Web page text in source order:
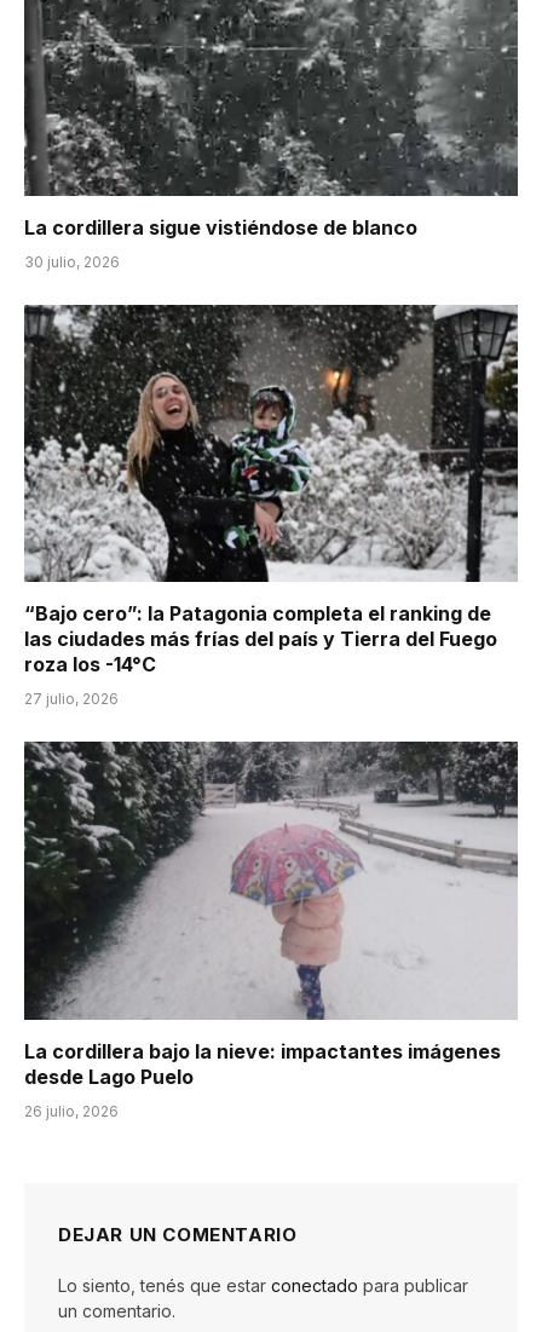
La cordillera sigue vistiéndose de blanco
30 julio, 2026
“Bajo cero”: la Patagonia completa el ranking de
las ciudades más frías del país y Tierra del Fuego
roza los -14°C
27 julio, 2026
La cordillera bajo la nieve: impactantes imágenes
desde Lago Puelo
26 julio, 2026
DEJAR UN COMENTARIO
Lo siento, tenés que estar conectado para publicar
un comentario.